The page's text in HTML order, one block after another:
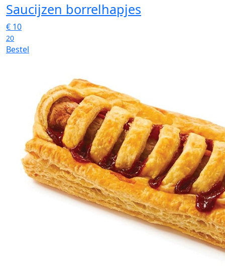
Saucijzen borrelhapjes
€ 10
20
Bestel